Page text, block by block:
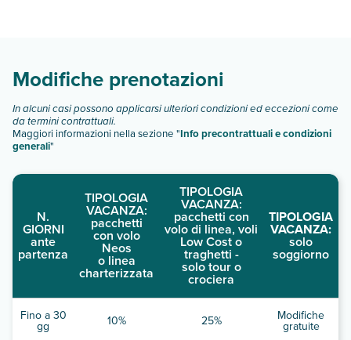
Modifiche prenotazioni
In alcuni casi possono applicarsi ulteriori condizioni ed eccezioni come
da termini contrattuali.
Maggiori informazioni nella sezione "Info precontrattuali e condizioni
generali"
N.
GIORNI
ante
partenza
TIPOLOGIA
VACANZA:
pacchetti
con volo
Neos
o linea
charterizzata
TIPOLOGIA
VACANZA:
pacchetti con
volo di linea, voli
Low Cost o
traghetti -
solo tour o
crociera
TIPOLOGIA
VACANZA:
solo
soggiorno
Fino a 30
gg 10% 25% Modifiche
gratuite